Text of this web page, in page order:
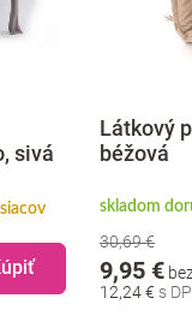
sivá
Látkový
béžová
skladom
30,69 €
12,24 €
9,95 €